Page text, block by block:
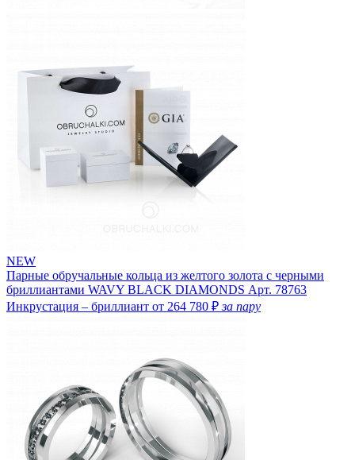
NEW
Парные обручальные кольца из желтого золота с черными
бриллиантами WAVY BLACK DIAMONDS Арт. 78763
Инкрустация – бриллиант от 264 780 ₽за пару